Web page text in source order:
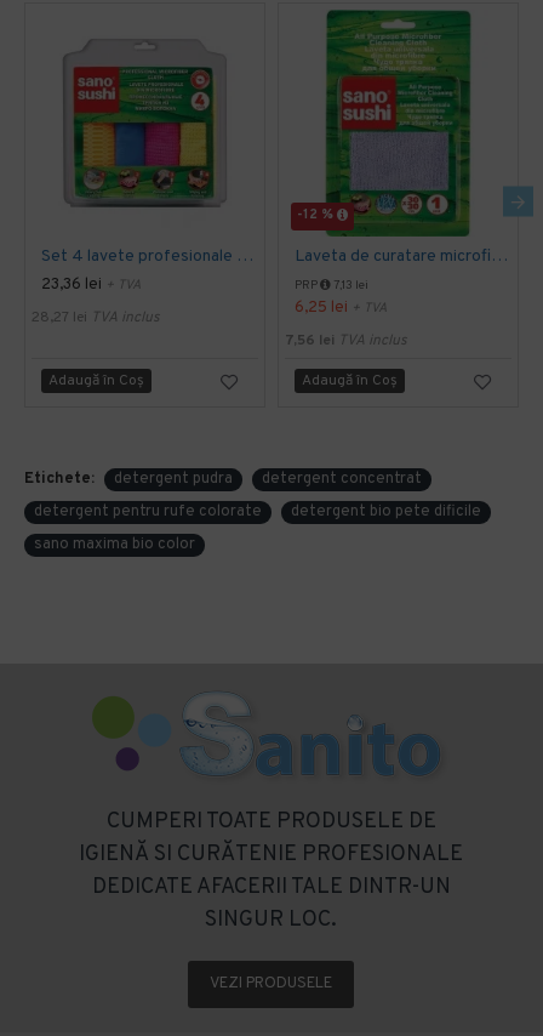
Set 4 lavete profesionale din microfibre Sano Sushi
23,36 lei + TVA
28,27 lei TVA inclus
Adaugă în Coş
-12 %
Laveta de curatare microfibra 30 x 30 cm, Sano Sushi
PRP 7,13 lei
6,25 lei + TVA
7,56 lei TVA inclus
Adaugă în Coş
Etichete: detergent pudra
detergent concentrat
detergent pentru rufe colorate
detergent bio pete dificile
sano maxima bio color
CUMPERI TOATE PRODUSELE DE
IGIENĂ SI CURĂTENIE PROFESIONALE
DEDICATE AFACERII TALE DINTR-UN
SINGUR LOC.
VEZI PRODUSELE